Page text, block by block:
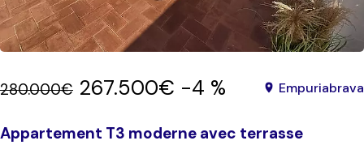
280.000€ 267.500€ -4 % Empuriabrava
Appartement T3 moderne avec terrasse